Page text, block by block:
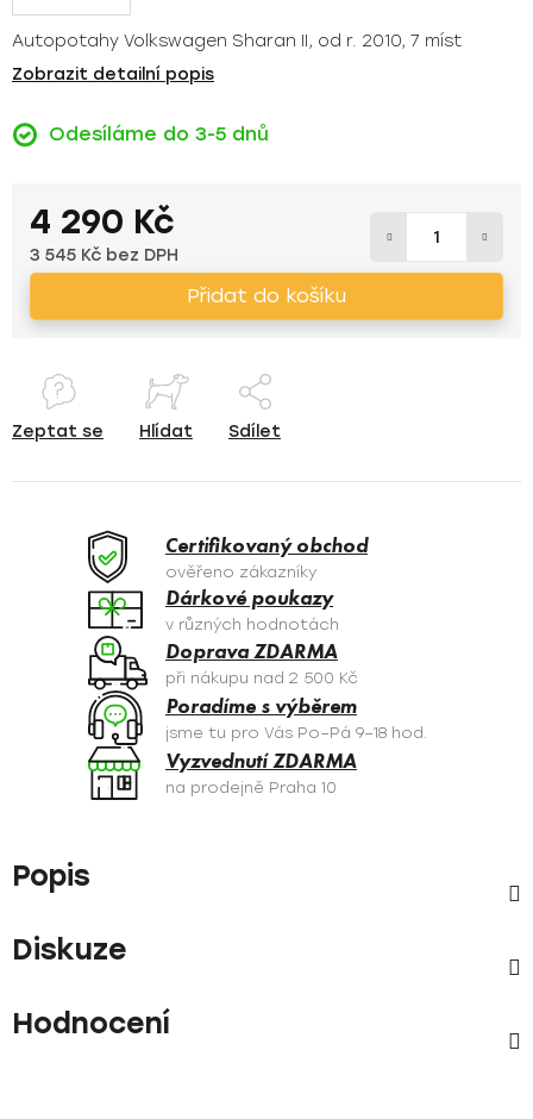
Autopotahy Volkswagen Sharan II, od r. 2010, 7 míst
Zobrazit detailní popis
Odesíláme do 3-5 dnů
4 290 Kč
3 545 Kč bez DPH
Přidat do košíku
Zeptat se Hlídat Sdílet
Certifikovaný obchod
ověřeno zákazníky
Dárkové poukazy
v různých hodnotách
Doprava ZDARMA
při nákupu nad 2 500 Kč
Poradíme s výběrem
jsme tu pro Vás Po–Pá 9–18 hod.
Vyzvednutí ZDARMA
na prodejně Praha 10
Popis
Diskuze
Hodnocení